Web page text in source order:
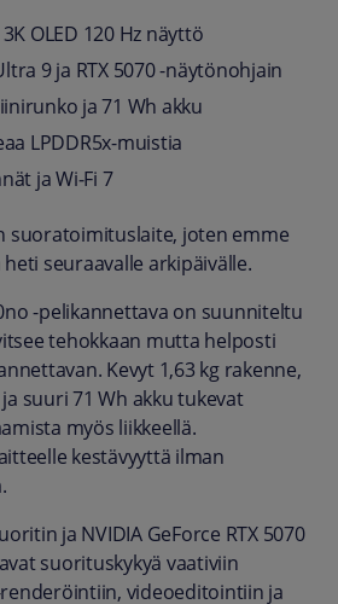
OLED 120 Hz näyttö
9 ja RTX 5070 -näytönohjain
ja 71 Wh akku
LPDDR5x-muistia
ja Wi‑Fi 7
suoratoimituslaite, joten emme
seuraavalle arkipäivälle.
-pelikannettava on suunniteltu
tehokkaan mutta helposti
Kevyt 1,63 kg rakenne,
suuri 71 Wh akku tukevat
myös liikkeellä.
kestävyyttä ilman
ja NVIDIA GeForce RTX 5070
suorituskykyä vaativiin
videoeditointiin ja